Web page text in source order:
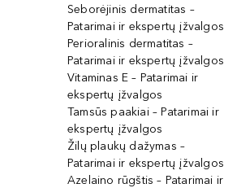
Seborėjinis dermatitas –
Patarimai ir ekspertų įžvalgos
Perioralinis dermatitas –
Patarimai ir ekspertų įžvalgos
Vitaminas E – Patarimai ir
ekspertų įžvalgos
Tamsūs paakiai – Patarimai ir
ekspertų įžvalgos
Žilų plaukų dažymas –
Patarimai ir ekspertų įžvalgos
Azelaino rūgštis – Patarimai ir